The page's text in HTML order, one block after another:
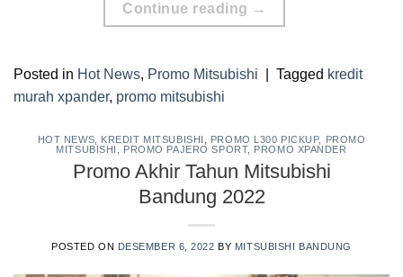
Continue reading →
Posted in Hot News, Promo Mitsubishi Tagged kredit
murah xpander, promo mitsubishi
HOT NEWS KREDIT MITSUBISHI PROMO L300 PICKUP,
PROMO
MITSUBISHI
PROMO PAJERO SPORT, PROMO XPANDER
Promo Akhir Tahun Mitsubishi
Bandung 2022
POSTED ON DESEMBER 6, 2022 BY MITSUBISHI BANDUNG